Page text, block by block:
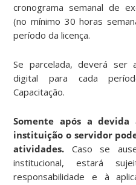
cronograma semanal de
(no mínimo 30 horas
período da licença.
Se parcelada, deverá ser
digital para cada
Capacitação.
Somente após a devida
instituição o servidor
atividades. Caso se
institucional, estará
responsabilidade e à